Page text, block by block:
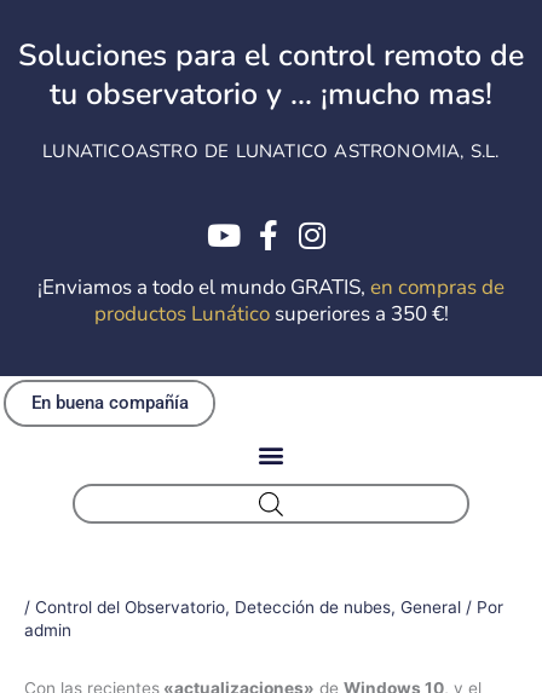
contenido
Soluciones para el control remoto de
tu observatorio y ... ¡mucho mas!
LUNATICOASTRO DE LUNATICO ASTRONOMIA, S.L.
¡Enviamos a todo el mundo GRATIS, en compras de
productos Lunáticosuperiores a 350 €!
En buena compañía
/ Control del Observatorio, Detección de nubes, General / Por
admin
Con las recientes «actualizaciones» de Windows 10, y el